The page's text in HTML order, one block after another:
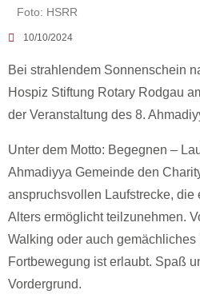
Foto: HSRR
10/10/2024
Bei strahlendem Sonnenschein
Hospiz Stiftung Rotary Rodgau
der Veranstaltung des 8.
Unter dem Motto: Begegnen –
Ahmadiyya Gemeinde den
anspruchsvollen Laufstrecke, die
Alters ermöglicht teilzunehmen.
Walking oder auch gemächliches
Fortbewegung ist erlaubt. Spaß
Vordergrund.